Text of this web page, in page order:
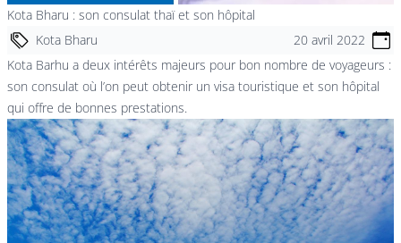
Kota Bharu : son consulat thaï et son hôpital
Kota Bharu
20 avril 2022
Kota Barhu a deux intérêts majeurs pour bon nombre de voyageurs :
son consulat où l’on peut obtenir un visa touristique et son hôpital
qui offre de bonnes prestations.